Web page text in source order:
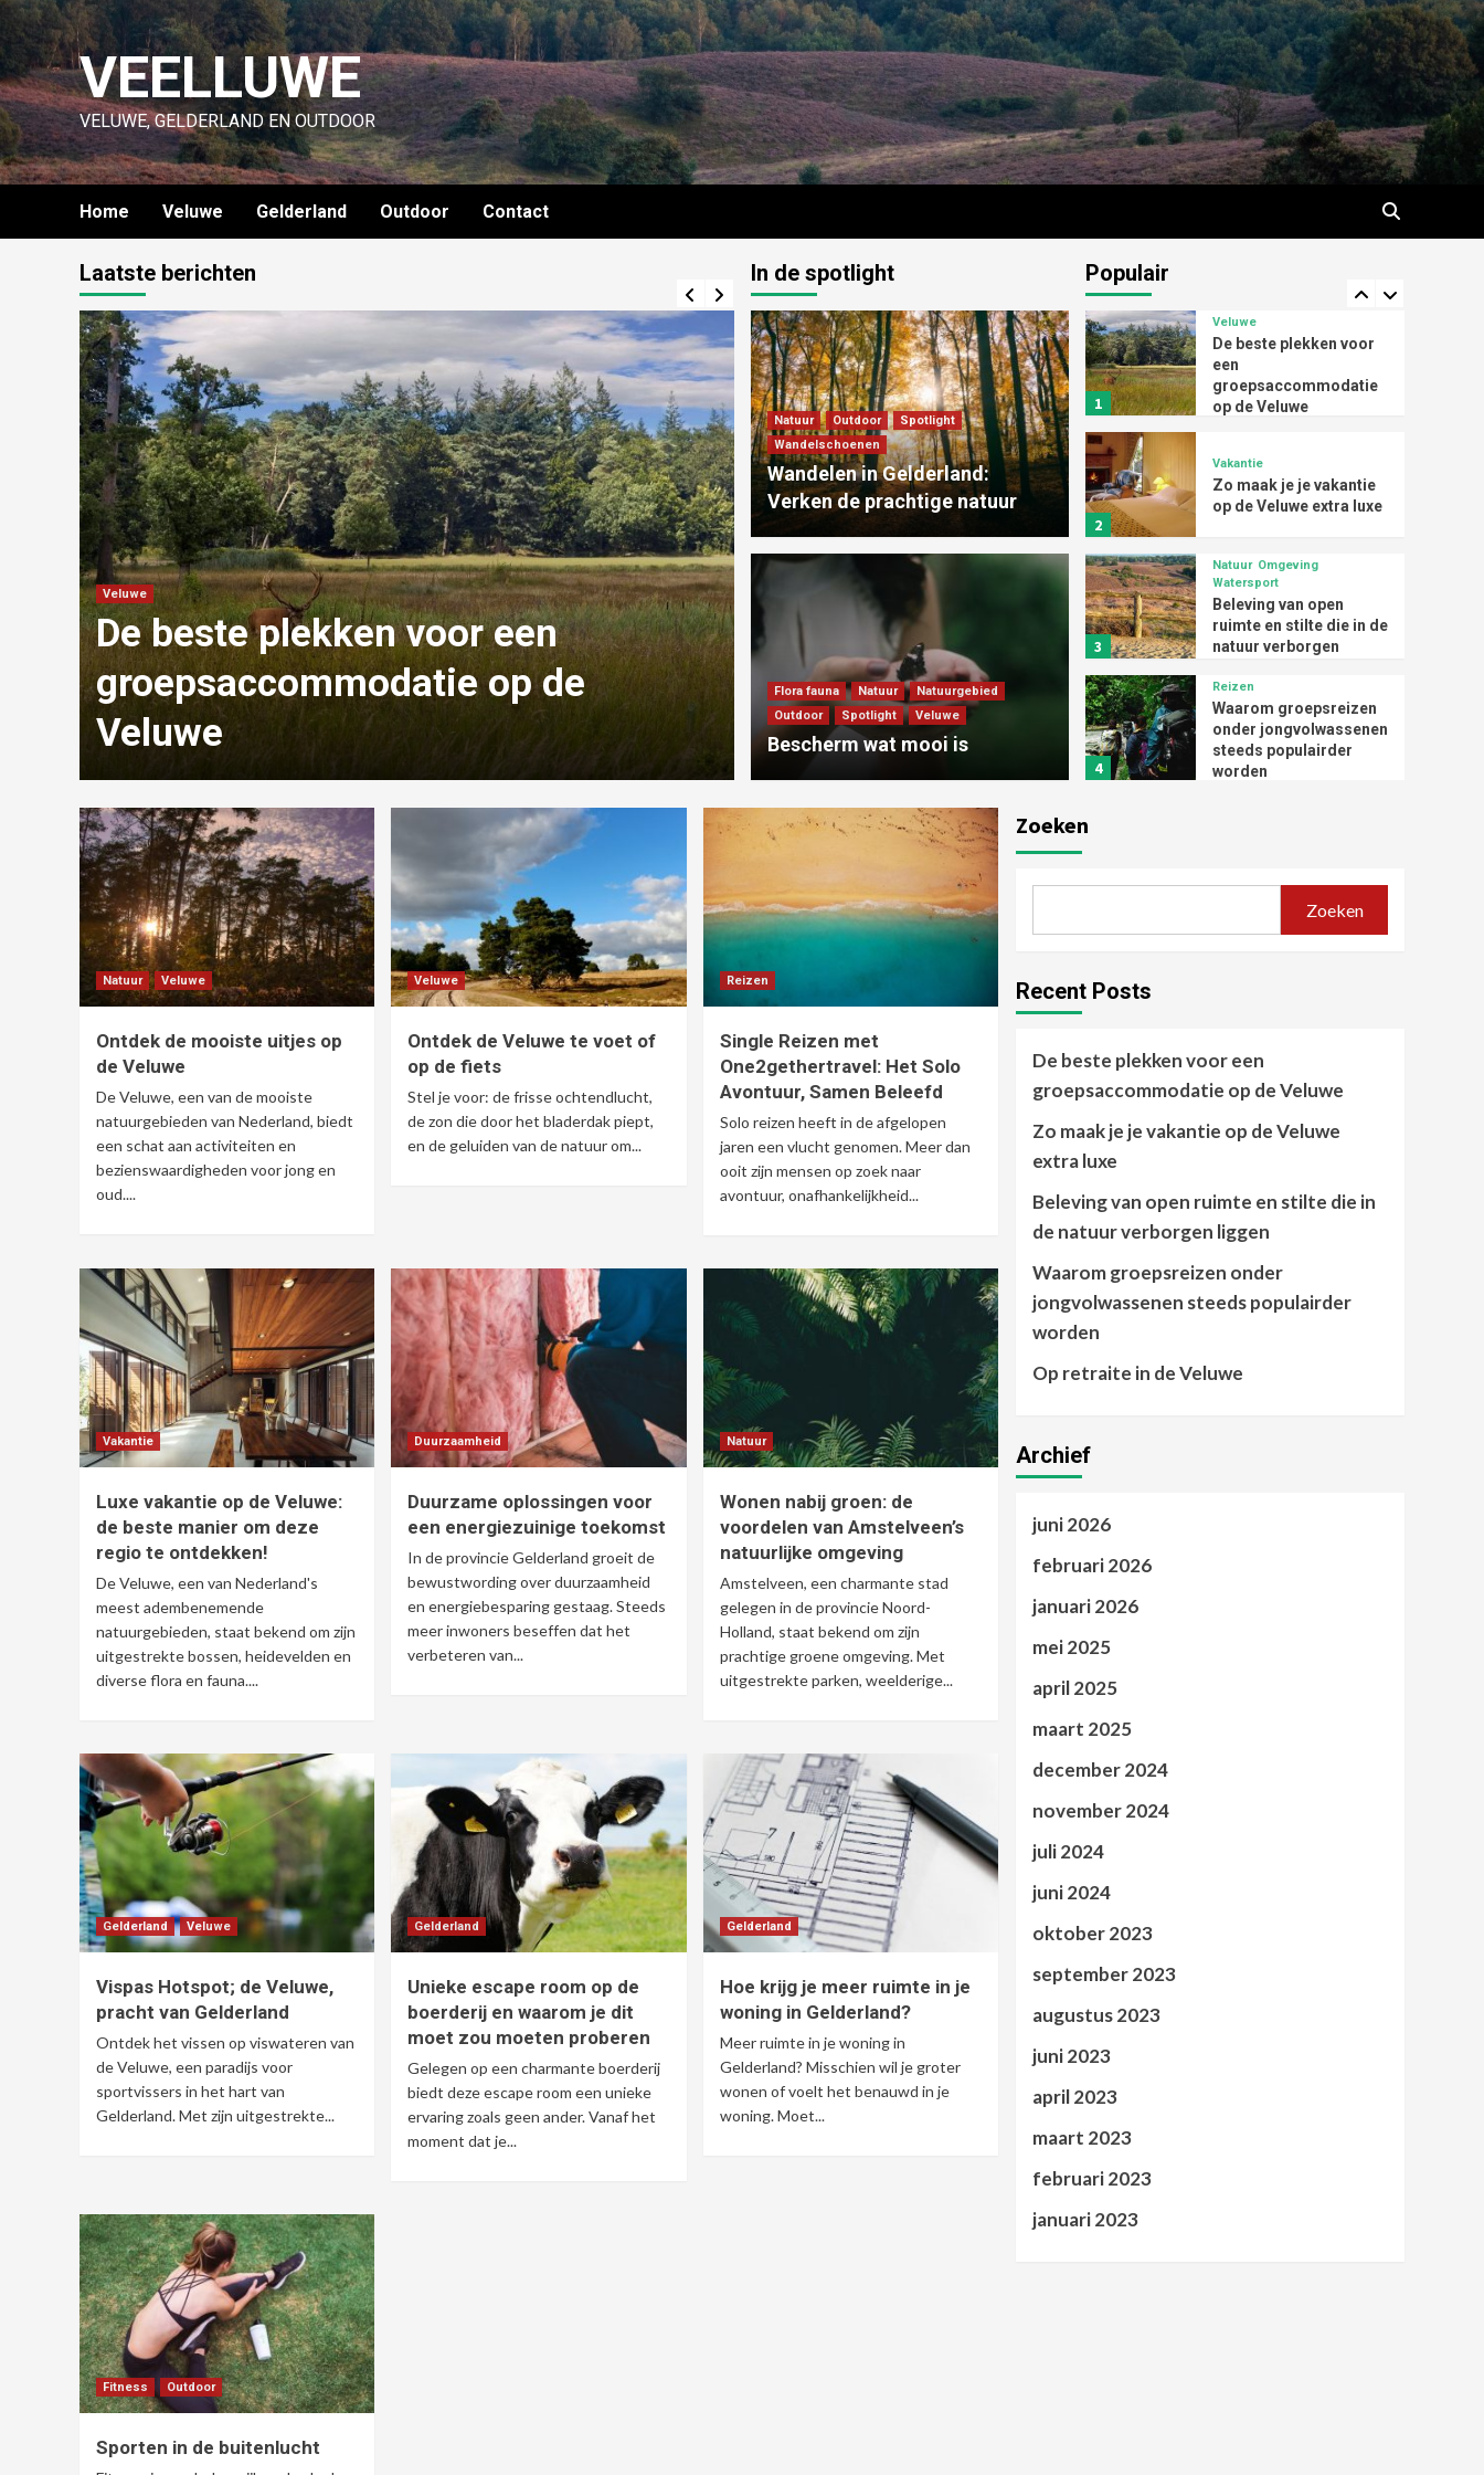
Skip
to
content
VEELLUWE
VELUWE, GELDERLAND EN OUTDOOR
Home Veluwe Gelderland Outdoor Contact
Laatste berichten
Veluwe
De beste plekken voor een
groepsaccommodatie op de
Veluwe
Vakantie
Zo maak je je vakantie op de
Veluwe extra luxe
In de spotlight
Natuur Outdoor
Spotlight
Wandelschoenen
Wandelen in Gelderland:
Verken de prachtige natuur
Flora fauna Natuur
Natuurgebied
Outdoor
Spotlight Veluwe
Bescherm wat mooi is
Populair
3
ruimte en stilte die in de
natuur verborgen
liggen
4
Reizen
Waarom groepsreizen
onder jongvolwassenen
steeds populairder
worden
5
1
Veluwe
De beste plekken voor
een
groepsaccommodatie
op de Veluwe
2
Vakantie
Zo maak je je vakantie
op de Veluwe extra luxe
3
Natuur Omgeving
Watersport
Beleving van open
ruimte en stilte die in de
natuur verborgen
4
Reizen
Waarom groepsreizen
onder jongvolwassenen
steeds populairder
worden
5
2
Vakantie
Zo maak je je vakantie
Beleving van open
ruimte en stilte die in de
liggen
4
Reizen
Waarom groepsreizen
worden
Natuur Veluwe
Ontdek de mooiste uitjes op
de Veluwe
De Veluwe, een van de mooiste
natuurgebieden van Nederland, biedt
een schat aan activiteiten en
bezienswaardigheden voor jong en
oud....
Veluwe
Ontdek de Veluwe te voet of
op de fiets
Stel je voor: de frisse ochtendlucht,
de zon die door het bladerdak piept,
en de geluiden van de natuur om...
Reizen
Single Reizen met
One2gethertravel: Het Solo
Avontuur, Samen Beleefd
Solo reizen heeft in de afgelopen
jaren een vlucht genomen. Meer dan
ooit zijn mensen op zoek naar
avontuur, onafhankelijkheid...
Vakantie
Luxe vakantie op de Veluwe:
de beste manier om deze
regio te ontdekken!
De Veluwe, een van Nederland's
meest adembenemende
natuurgebieden, staat bekend om zijn
uitgestrekte bossen, heidevelden en
diverse flora en fauna....
Duurzaamheid
Duurzame oplossingen voor
een energiezuinige toekomst
In de provincie Gelderland groeit de
bewustwording over duurzaamheid
en energiebesparing gestaag. Steeds
meer inwoners beseffen dat het
verbeteren van...
Natuur
Wonen nabij groen: de
voordelen van Amstelveen’s
natuurlijke omgeving
Amstelveen, een charmante stad
gelegen in de provincie Noord-
Holland, staat bekend om zijn
prachtige groene omgeving. Met
uitgestrekte parken, weelderige...
Gelderland Veluwe
Vispas Hotspot; de Veluwe,
pracht van Gelderland
Ontdek het vissen op viswateren van
de Veluwe, een paradijs voor
sportvissers in het hart van
Gelderland. Met zijn uitgestrekte...
Gelderland
Unieke escape room op de
boerderij en waarom je dit
moet zou moeten proberen
Gelegen op een charmante boerderij
biedt deze escape room een unieke
ervaring zoals geen ander. Vanaf het
moment dat je...
Gelderland
Hoe krijg je meer ruimte in je
woning in Gelderland?
Meer ruimte in je woning in
Gelderland? Misschien wil je groter
wonen of voelt het benauwd in je
woning. Moet...
Fitness Outdoor
Sporten in de buitenlucht
Zoeken
Zoeken
Recent Posts
De beste plekken voor een
groepsaccommodatie op de Veluwe
Zo maak je je vakantie op de Veluwe
extra luxe
Beleving van open ruimte en stilte die in
de natuur verborgen liggen
Waarom groepsreizen onder
jongvolwassenen steeds populairder
worden
Op retraite in de Veluwe
Archief
juni 2026
februari 2026
januari 2026
mei 2025
april 2025
maart 2025
december 2024
november 2024
juli 2024
juni 2024
oktober 2023
september 2023
augustus 2023
juni 2023
april 2023
maart 2023
februari 2023
januari 2023